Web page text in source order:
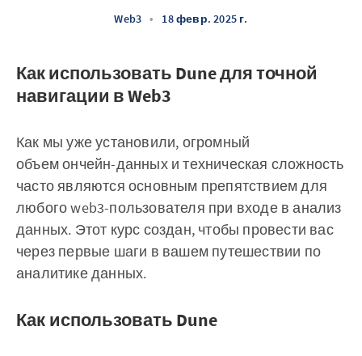
Web3 • 18 февр. 2025 г.
Как использовать Dune для точной
навигации в Web3
Как мы уже установили, огромный
объем ончейн-данных и техническая сложность
часто являются основным препятствием для
любого web3-пользователя при входе в анализ
данных. Этот курс создан, чтобы провести вас
через первые шаги в вашем путешествии по
аналитике данных.
Как использовать Dune